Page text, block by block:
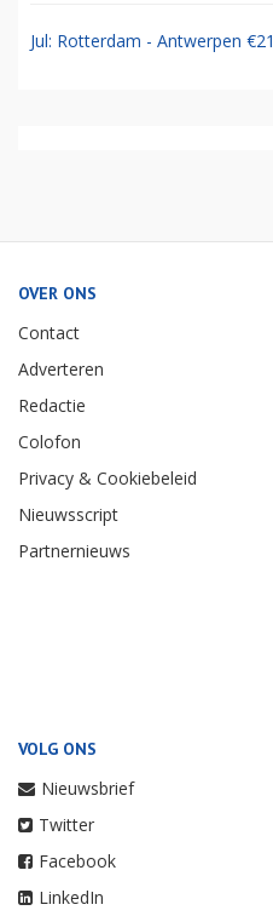
Jul: Rotterdam - Antwerpen €21
OVER ONS
Contact
Adverteren
Redactie
Colofon
Privacy & Cookiebeleid
Nieuwsscript
Partnernieuws
VOLG ONS
Nieuwsbrief
Twitter
Facebook
LinkedIn